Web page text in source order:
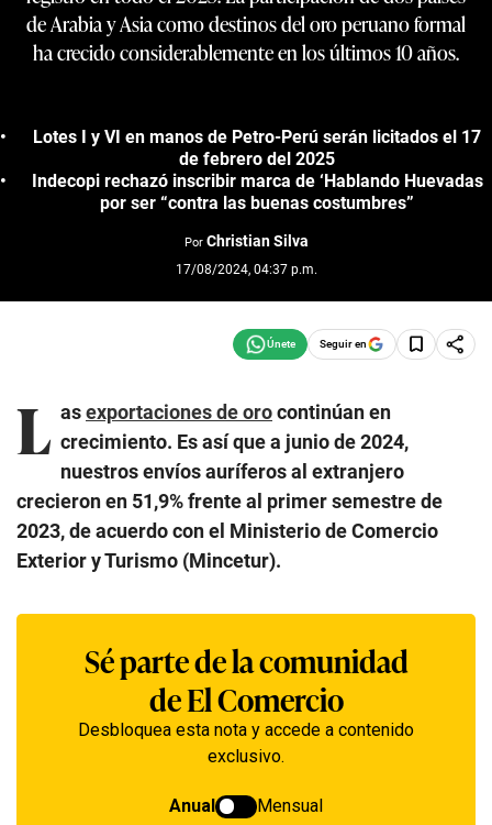
de Arabia y Asia como destinos del oro peruano formal
ha crecido considerablemente en los últimos 10 años.
Lotes I y VI en manos de Petro-Perú serán licitados el 17
de febrero del 2025
Indecopi rechazó inscribir marca de ‘Hablando Huevadas
por ser “contra las buenas costumbres”
Por Christian Silva
17/08/2024, 04:37 p.m.
Seguir en
L asexportaciones de orocontinúan en
crecimiento. Es así que a junio de 2024,
nuestros envíos auríferos al extranjero
crecieron en 51,9% frente al primer semestre de
2023, de acuerdo con el Ministerio de Comercio
Exterior y Turismo (Mincetur).